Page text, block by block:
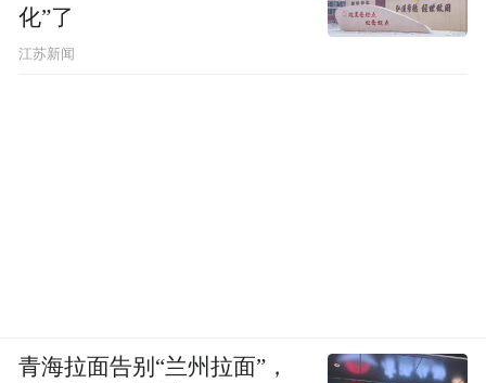
化”了
江苏新闻
青海拉面告别“兰州拉面”，